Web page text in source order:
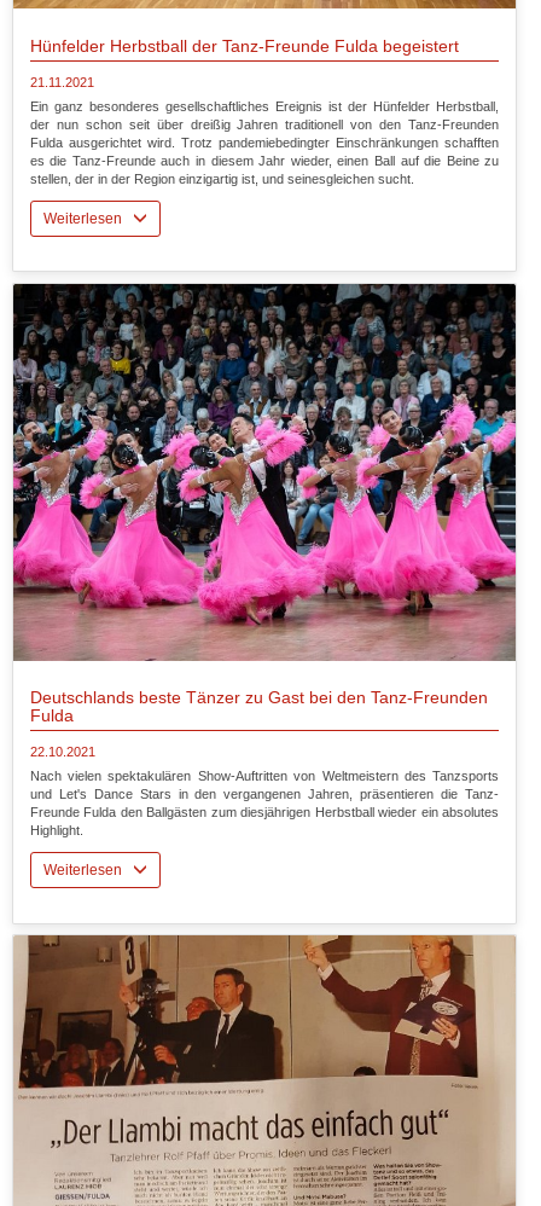
Hünfelder Herbstball der Tanz-Freunde Fulda begeistert
21.11.2021
Ein ganz besonderes gesellschaftliches Ereignis ist der Hünfelder Herbstball,
der nun schon seit über dreißig Jahren traditionell von den Tanz-Freunden
Fulda ausgerichtet wird. Trotz pandemiebedingter Einschränkungen schafften
es die Tanz-Freunde auch in diesem Jahr wieder, einen Ball auf die Beine zu
stellen, der in der Region einzigartig ist, und seinesgleichen sucht.
Weiterlesen
Deutschlands beste Tänzer zu Gast bei den Tanz-Freunden
Fulda
22.10.2021
Nach vielen spektakulären Show-Auftritten von Weltmeistern des Tanzsports
und Let's Dance Stars in den vergangenen Jahren, präsentieren die Tanz-
Freunde Fulda den Ballgästen zum diesjährigen Herbstball wieder ein absolutes
Highlight.
Weiterlesen